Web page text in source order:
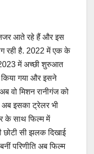
नजर आते रहे हैं और इस
रही है. 2022 में एक के
में अच्छी शुरुआत
गया और इसने
वो मिशन रानीगंज को
इसका ट्रेलर भी
के साथ फिल्म में
छोटी सी झलक दिखाई
परिणीति अब फिल्म